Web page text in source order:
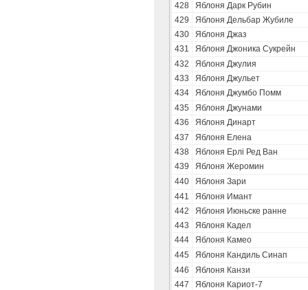
428
Яблоня Дарк Рубин
429
Яблоня Дельбар Жубиле
430
Яблоня Джаз
431
Яблоня Джоника Сукрейн
432
Яблоня Джулия
433
Яблоня Джульет
434
Яблоня Джумбо Помм
435
Яблоня Джунами
436
Яблоня Динарт
437
Яблоня Елена
438
Яблоня Ерлі Ред Ван
439
Яблоня Жеромин
440
Яблоня Зари
441
Яблоня Имант
442
Яблоня Июньске ранне
443
Яблоня Кадел
444
Яблоня Камео
445
Яблоня Кандиль Синап
446
Яблоня Канзи
447
Яблоня Кариот-7